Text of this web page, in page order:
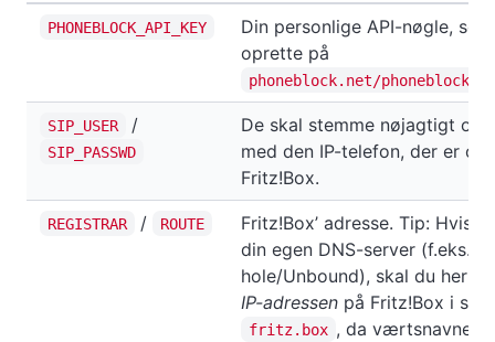
PHONEBLOCK_API_KEY
Din personlige API-nøgle,
oprette på
phoneblock.net/phoneblock/
SIP_USER /
SIP_PASSWD
De skal stemme nøjagtigt
med den IP-telefon, der er
Fritz!Box.
REGISTRAR / ROUTE
Fritz!Box’ adresse. Tip: Hvis
din egen DNS-server (f.eks.
hole/Unbound), skal du her
IP-adressen på Fritz!Box i
fritz.box , da værtsnavnet